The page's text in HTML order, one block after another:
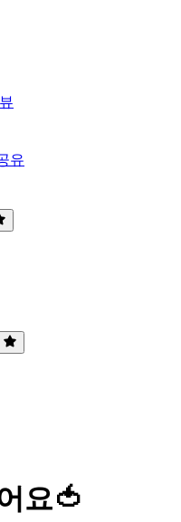
유
요🍅